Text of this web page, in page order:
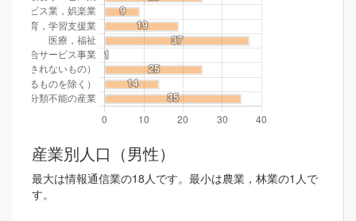
産業別人口（男性）
最大は情報通信業の18人です。最小は農業，林業の1人で
す。